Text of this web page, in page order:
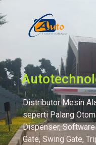
Distributor Mesin
seperti Palang
Dispenser,
Gate, Swing Gate,